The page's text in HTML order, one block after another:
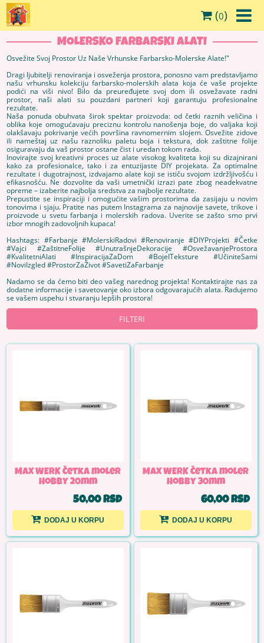
(0)
MOLERSKO FARBARSKI ALATI
Osvežite Svoj Prostor Uz Naše Vrhunske Farbarsko-Molerske Alate!"
Dragi ljubitelji renoviranja i osveženja prostora, ponosno vam predstavljamo
našu vrhunsku kolekciju farbarsko-molerskih alata koja će vaše projekte
podići na viši nivo! Bilo da preuređujete svoj dom ili osvežavate radni
prostor, naši alati su pouzdani partneri koji garantuju profesionalne
rezultate.
Naša ponuda obuhvata širok spektar proizvoda: od četki raznih veličina i
oblika koje omogućavaju preciznu kontrolu nanošenja boje, do valjaka koji
olakšavaju pokrivanje većih površina ravnomernim slojem. Osvežite zidove
ili nameštaj uz našu raznoliku paletu boja i tekstura, dok zaštitne folije
osiguravaju da vaš prostor ostane čist i uredan tokom rada.
Inovirajte svoj kreativni proces uz alate visokog kvaliteta koji su dizajnirani
kako za profesionalce, tako i za entuzijaste DIY projekata. Za optimalne
rezultate i dugotrajnost, izdvajamo alate koji se ističu svojom izdržljivošću i
efikasnošću. Ne dozvolite da vaši umetnički izrazi pate zbog neadekvatne
opreme – izaberite najbolja sredstva za najbolje rezultate.
Prepustite se inspiraciji i omogućite vašim prostorima da zasijaju u novim
tonovima i sjaju. Pratite nas putem Instagrama za najnovije savete, trikove i
proizvode u svetu farbanja i molerskih radova. Uverite se zašto smo prvi
izbor mnogih zadovoljnih kupaca!
Hashtags: #Farbanje #MolerskiRadovi #Renoviranje #DIYProjekti #Četke
#Vajci #ZaštitneFolije #UnutrašnjeDekoracije #OsvežavanjeProstora
#KvalitetniAlati #InspiracijaZaDom #BojeITeksture #UčiniteSami
#NoviIzgled #ProstorZaŽivot #SavetiZaFarbanje
Nadamo se da ćemo biti deo vašeg narednog projekta! Kontaktirajte nas za
dodatne informacije i savetovanje oko izbora odgovarajućih alata. Radujemo
se vašem uspehu i stvaranju lepših prostora!
FILTERI
MAX WERK Četka moler
Hobby 20mm
50,00 RSD
DODAJ U KORPU
MAX WERK Četka moler
Hobby 30mm
60,00 RSD
DODAJ U KORPU